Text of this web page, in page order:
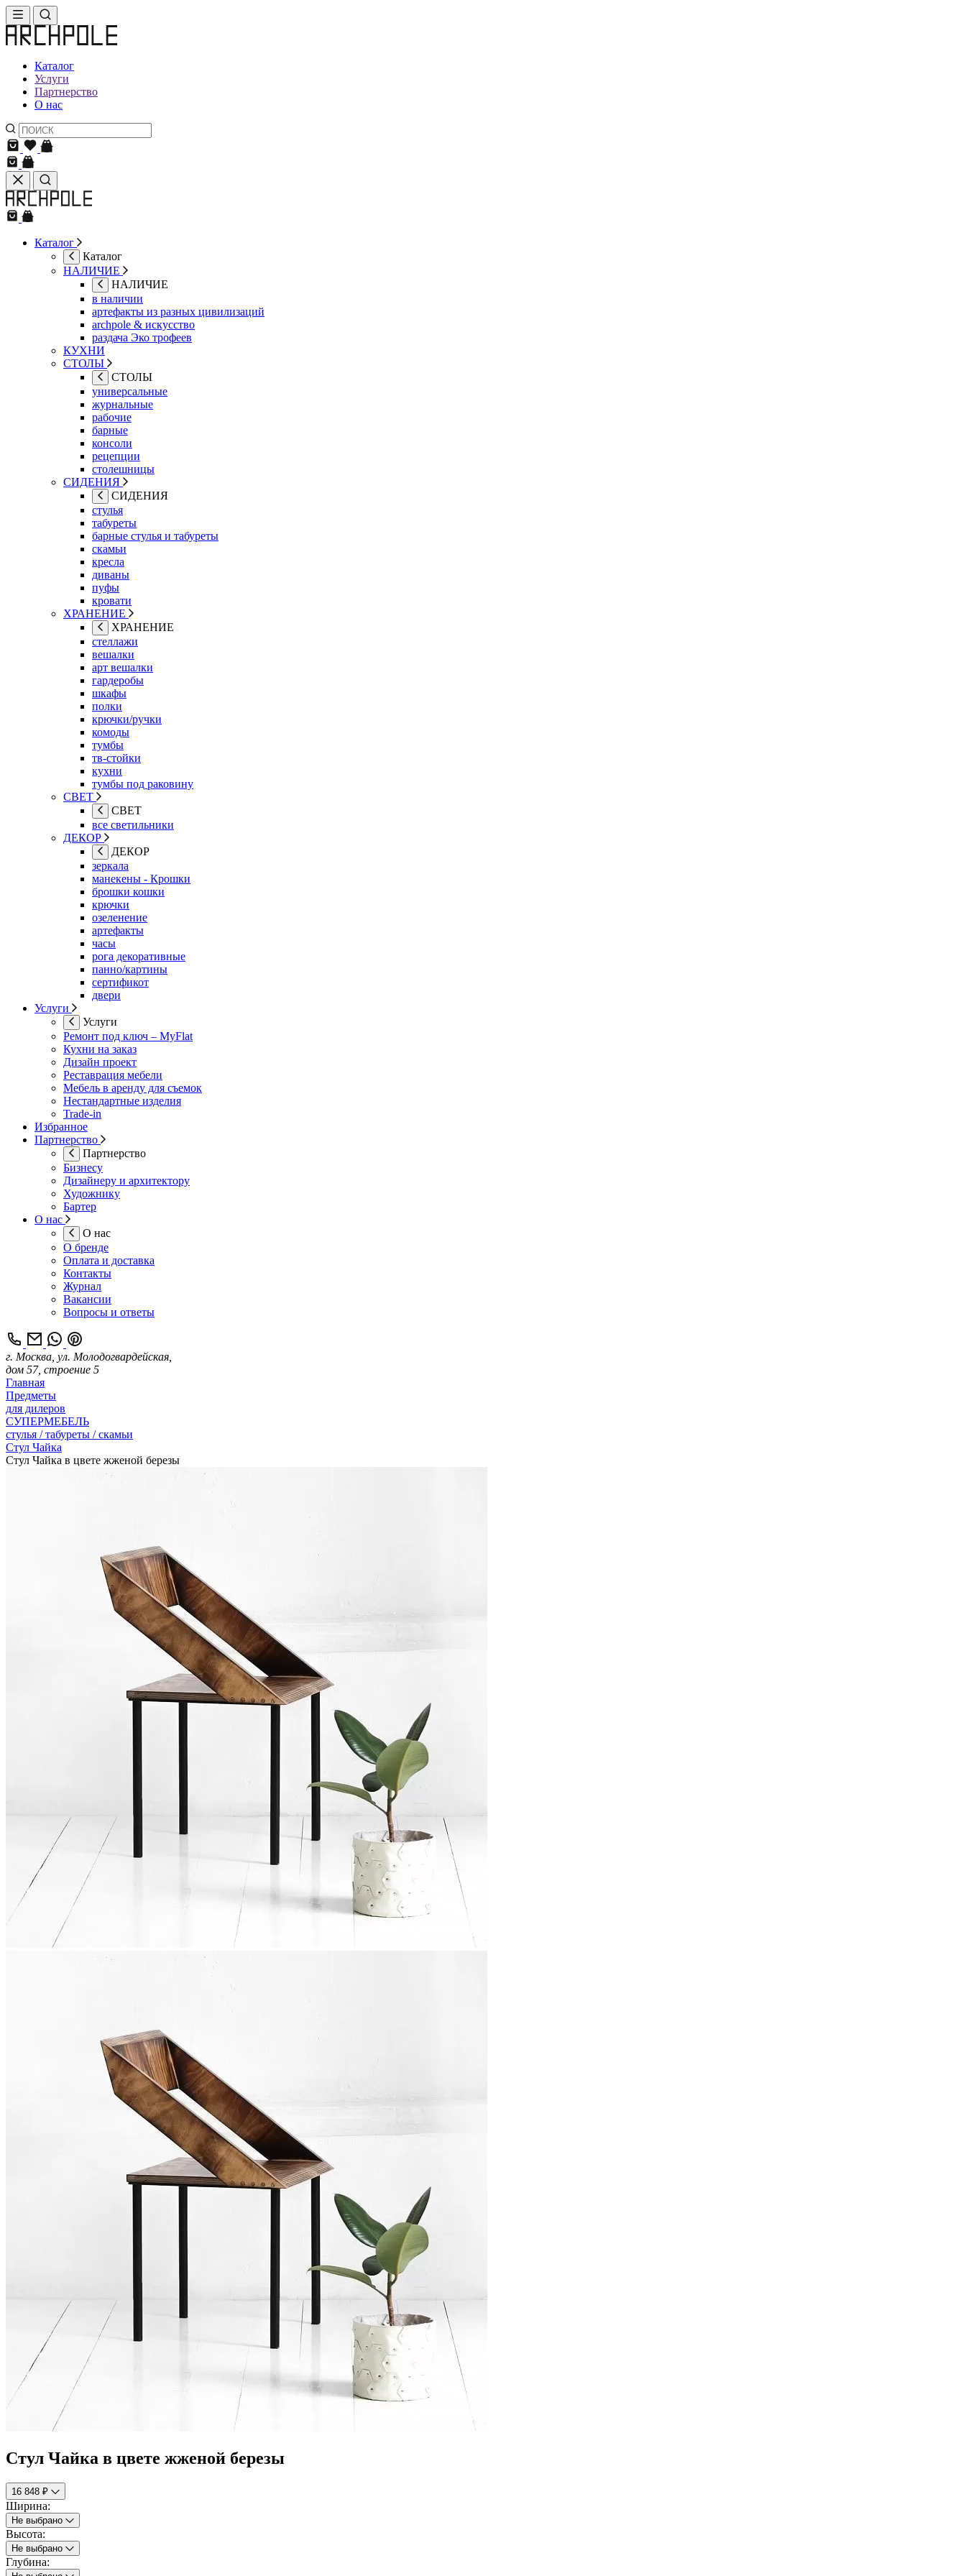
Каталог
Услуги
Партнерство
О нас
Каталог
Каталог
НАЛИЧИЕ
НАЛИЧИЕ
в наличии
артефакты из разных цивилизаций
archpole & искусство
раздача Эко трофеев
КУХНИ
СТОЛЫ
СТОЛЫ
универсальные
журнальные
рабочие
барные
консоли
рецепции
столешницы
СИДЕНИЯ
СИДЕНИЯ
стулья
табуреты
барные стулья и табуреты
скамьи
кресла
диваны
пуфы
кровати
ХРАНЕНИЕ
ХРАНЕНИЕ
стеллажи
вешалки
арт вешалки
гардеробы
шкафы
полки
крючки/ручки
комоды
тумбы
тв-стойки
кухни
тумбы под раковину
СВЕТ
СВЕТ
все светильники
ДЕКОР
ДЕКОР
зеркала
манекены - Крошки
брошки кошки
крючки
озеленение
артефакты
часы
рога декоративные
панно/картины
сертификот
двери
Услуги
Услуги
Ремонт под ключ – MyFlat
Кухни на заказ
Дизайн проект
Реставрация мебели
Мебель в аренду для съемок
Нестандартные изделия
Trade-in
Избранное
Партнерство
Партнерство
Бизнесу
Дизайнеру и архитектору
Художнику
Бартер
О нас
О нас
О бренде
Оплата и доставка
Контакты
Журнал
Вакансии
Вопросы и ответы
г. Москва, ул. Молодогвардейская,
дом 57, строение 5
Главная
Предметы
для дилеров
СУПЕРМЕБЕЛЬ
стулья / табуреты / скамьи
Стул Чайка
Стул Чайка в цвете жженой березы
Стул Чайка в цвете жженой березы
16 848 ₽
Ширина:
Не выбрано
Высота:
Не выбрано
Глубина: